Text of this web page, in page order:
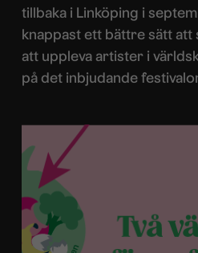
tillbaka i Linköping i
knappast ett bättre sätt att
att uppleva artister i
på det inbjudande